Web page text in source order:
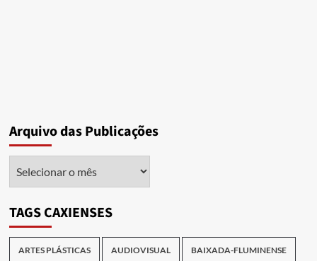
Arquivo das Publicações
TAGS CAXIENSES
ARTES PLÁSTICAS AUDIOVISUAL BAIXADA-FLUMINENSE